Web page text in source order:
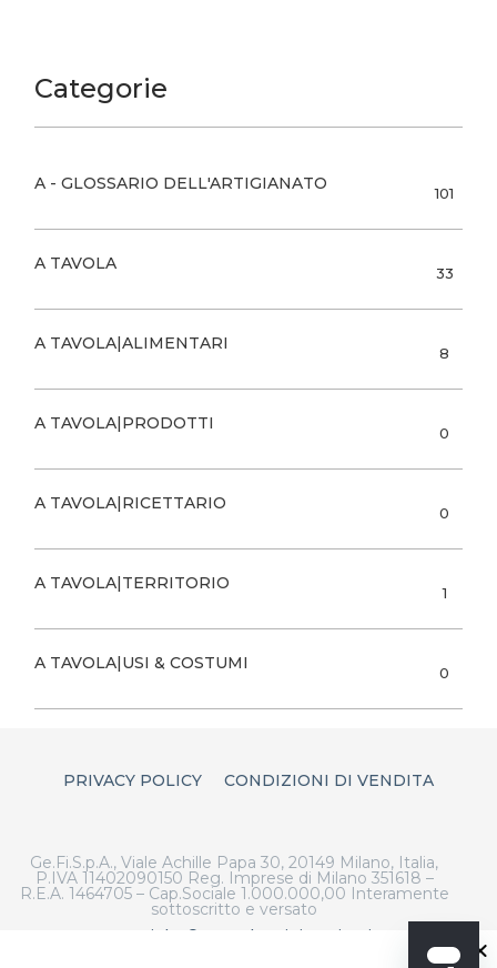
Categorie
A - GLOSSARIO DELL'ARTIGIANATO 101
A TAVOLA 33
A TAVOLA|ALIMENTARI 8
A TAVOLA|PRODOTTI 0
A TAVOLA|RICETTARIO 0
A TAVOLA|TERRITORIO 1
A TAVOLA|USI & COSTUMI 0
Ge.Fi.S.p.A., Viale Achille Papa 30, 20149 Milano, Italia,
P.IVA 11402090150 Reg. Imprese di Milano 351618 –
R.E.A. 1464705 – Cap.Sociale 1.000.000,00 Interamente
sottoscritto e versato
Copyright © 2023 |
Artigiano in Fiera
PRIVACY POLICY CONDIZIONI DI VENDITA